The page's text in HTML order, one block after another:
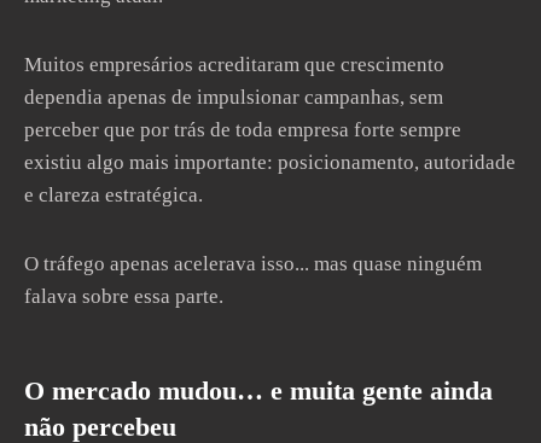
Muitos empresários acreditaram que crescimento
dependia apenas de impulsionar campanhas, sem
perceber que por trás de toda empresa forte sempre
existiu algo mais importante: posicionamento, autoridade
e clareza estratégica.
O tráfego apenas acelerava isso... mas quase ninguém
falava sobre essa parte.
O mercado mudou… e muita gente ainda
não percebeu